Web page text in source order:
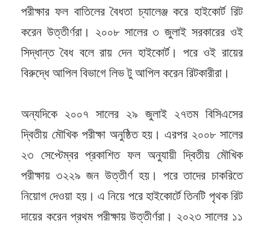
পরীক্ষার ফল বাতিলের বৈধতা চ্যালেঞ্জ করে হাইকোর্ট রিট
করেন উত্তীর্ণরা। ২০০৮ সালের ৩ জুলাই সরকারের ওই
সিদ্ধান্ত বৈধ বলে রায় দেন হাইকোর্ট। পরে ওই রায়ের
বিরুদ্ধে আপিল বিভাগে লিভ টু আপিল করেন রিটকারীরা।
অন্যদিকে ২০০৭ সালের ২৯ জুলাই ২৭তম বিসিএসের
দ্বিতীয় মৌখিক পরীক্ষা অনুষ্ঠিত হয়। এরপর ২০০৮ সালের
২৩ সেপ্টেম্বর প্রকাশিত ফল অনুযায়ী দ্বিতীয় মৌখিক
পরীক্ষায় ৩২২৯ জন উত্তীর্ণ হয়। পরে তাদের চাকরিতে
নিয়োগ দেওয়া হয়। এ নিয়ে পরে হাইকোর্টে তিনটি পৃথক রিট
দায়ের করেন প্রথম পরীক্ষায় উত্তীর্ণরা। ২০২৩ সালের ১১